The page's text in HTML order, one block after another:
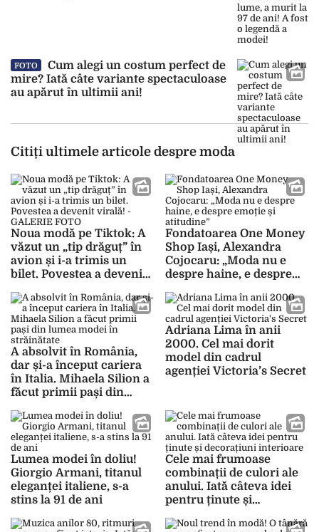
FOTO
Cum alegi un costum perfect de
mire? Iată câte variante spectaculoase
au apărut în ultimii ani!
Citiți ultimele articole despre moda
Noua modă pe Tiktok: A
văzut un „tip drăguț” în
avion și i-a trimis un
bilet. Povestea a devenit
Fondatoarea One Money
Shop Iași, Alexandra
Cojocaru: „Moda nu e
despre haine, e despre
A absolvit în România,
dar și-a început cariera
în Italia. Mihaela Silion a
făcut primii pași din
străinătate
Adriana Lima în anii
2000. Cel mai dorit
model din cadrul
agenției Victoria’s Secret
Lumea modei în doliu!
Giorgio Armani, titanul
eleganței italiene, s-a
stins la 91 de ani
Cele mai frumoase
combinații de culori ale
anului. Iată câteva idei
pentru ținute și